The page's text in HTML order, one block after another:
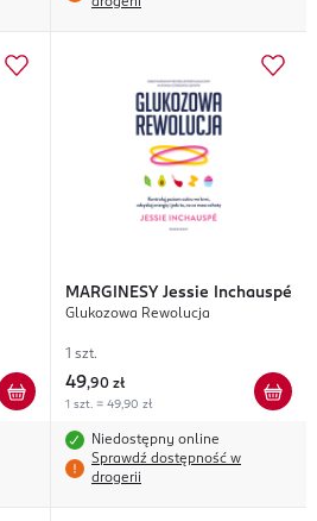
MARGINESY Jessie Inchauspé
Glukozowa Rewolucja
1 szt.
49,90 zł
1 szt. = 49,90 zł
Niedostępny online
Sprawdź dostępność w
drogerii